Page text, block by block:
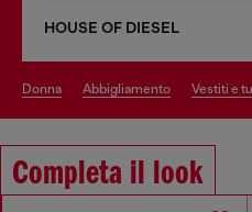
HOUSE OF DIESEL
donna abbigliamento vestiti e
Completa il look